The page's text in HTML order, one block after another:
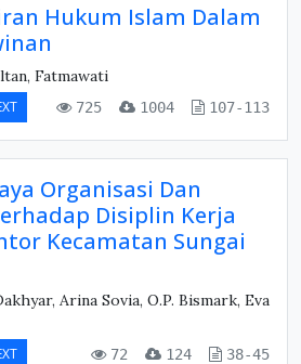
Hukum Islam Dalam
Fatmawati
725 1004 107-113
Organisasi Dan
Disiplin Kerja
Kecamatan Sungai
Arina Sovia, O.P. Bismark, Eva
72 124 38-45